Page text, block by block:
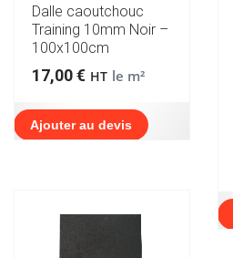
Dalle caoutchouc
Training 10mm Noir –
100x100cm
17,00€ HT le m²
Ajouter au devis